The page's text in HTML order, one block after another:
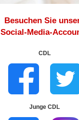
Besuchen Sie
Social-Media-
CDL
Junge CDL